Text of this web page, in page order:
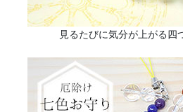
見るたびに気分が上がる四